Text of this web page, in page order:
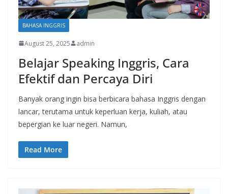
BAHASA INGGRIS
August 25, 2025 admin
Belajar Speaking Inggris, Cara
Efektif dan Percaya Diri
Banyak orang ingin bisa berbicara bahasa Inggris dengan
lancar, terutama untuk keperluan kerja, kuliah, atau
bepergian ke luar negeri. Namun,
Read More